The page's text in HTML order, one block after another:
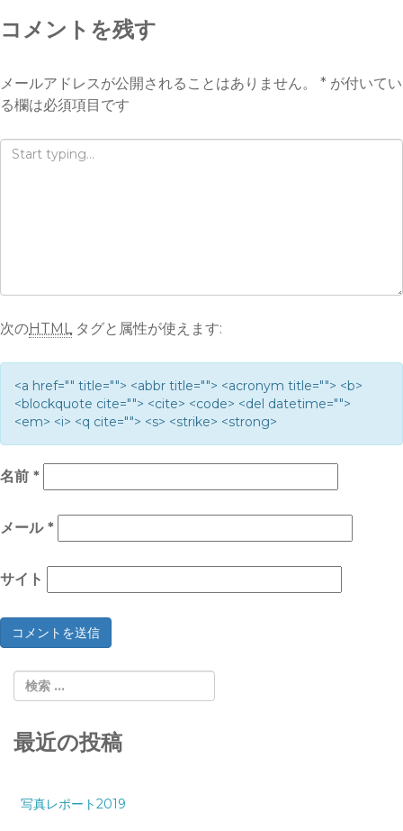
コメントを残す
メールアドレスが公開されることはありません。 * が付いてい
る欄は必須項目です
次のHTMLタグと属性が使えます:
<a href="" title=""> <abbr title=""> <acronym title=""> <b>
<blockquote cite=""> <cite> <code> <del datetime="">
<em> <i> <q cite=""> <s> <strike> <strong>
名前 *
メール *
サイト
最近の投稿
写真レポート2019